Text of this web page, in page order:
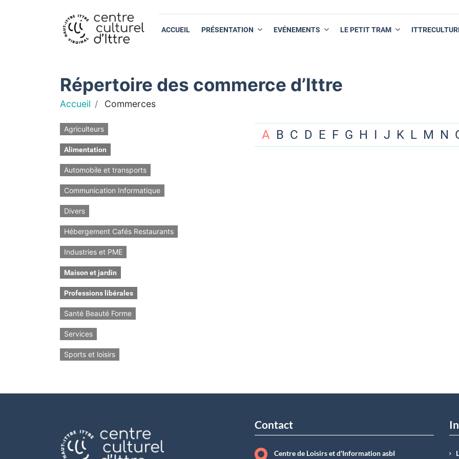
ACCUEIL PRÉSENTATION EVÉNEMENTS LE PETIT TRAM
Répertoire des commerce d’Ittre
Accueil Commerces
Agriculteurs
Alimentation
Automobile et transports
Communication Informatique
Divers
Hébergement Cafés Restaurants
Industries et PME
Maison et jardin
Professions libérales
Santé Beauté Forme
Services
Sports et loisirs
A B C D E F G H I J K L M N
Contact
Centre de Loisirs et d'Information asbI